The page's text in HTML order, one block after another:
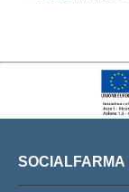
SOCIALFARMA